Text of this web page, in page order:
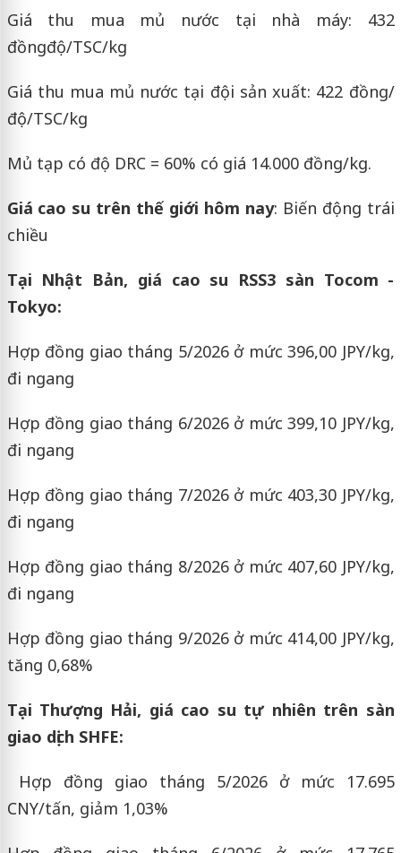
Giá thu mua mủ nước tại nhà máy: 432
đồngđộ/TSC/kg
Giá thu mua mủ nước tại đội sản xuất: 422 đồng/
độ/TSC/kg
Mủ tạp có độ DRC = 60% có giá 14.000 đồng/kg.
Giá cao su trên thế giới hôm nay: Biến động trái
chiều
Tại Nhật Bản, giá cao su RSS3 sàn Tocom -
Tokyo:
Hợp đồng giao tháng 5/2026 ở mức 396,00 JPY/kg,
đi ngang
Hợp đồng giao tháng 6/2026 ở mức 399,10 JPY/kg,
đi ngang
Hợp đồng giao tháng 7/2026 ở mức 403,30 JPY/kg,
đi ngang
Hợp đồng giao tháng 8/2026 ở mức 407,60 JPY/kg,
đi ngang
Hợp đồng giao tháng 9/2026 ở mức 414,00 JPY/kg,
tăng 0,68%
Tại Thượng Hải, giá cao su tự nhiên trên sàn
giao dịch SHFE:
Hợp đồng giao tháng 5/2026 ở mức 17.695
CNY/tấn, giảm 1,03%